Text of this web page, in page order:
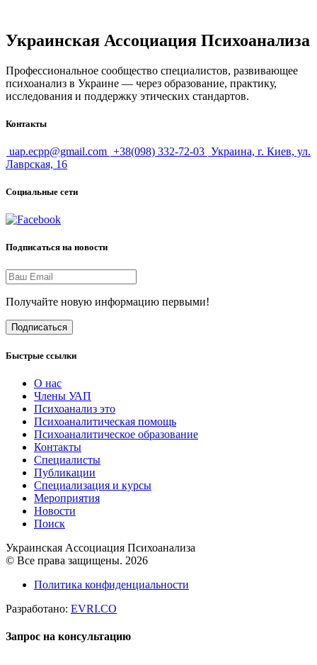
Украинская Ассоциация Психоанализа
Профессиональное сообщество специалистов, развивающее
психоанализ в Украине — через образование, практику,
исследования и поддержку этических стандартов.
Контакты
uap.ecpp@gmail.com +38(098) 332-72-03 Украина, г. Киев, ул.
Лаврская, 16
Социальные сети
Подписаться на новости
Получайте новую информацию первыми!
Подписаться
Быстрые ссылки
О нас
Члены УАП
Психоанализ это
Психоаналитическая помощь
Психоаналитическое образование
Контакты
Специалисты
Публикации
Специализация и курсы
Мероприятия
Новости
Поиск
Украинская Ассоциация Психоанализа
© Все права защищены. 2026
Политика конфиденциальности
Разработано: EVRI.CO
Запрос на консультацию